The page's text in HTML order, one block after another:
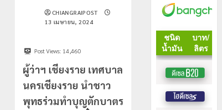
CHIANGRAIPOST
13 เมษายน, 2024
Post Views: 14,460
ผู้ว่าฯ เชียงราย เทศบาล
นครเชียงราย นำชาว
พุทธร่วมทำบุญตักบาตร